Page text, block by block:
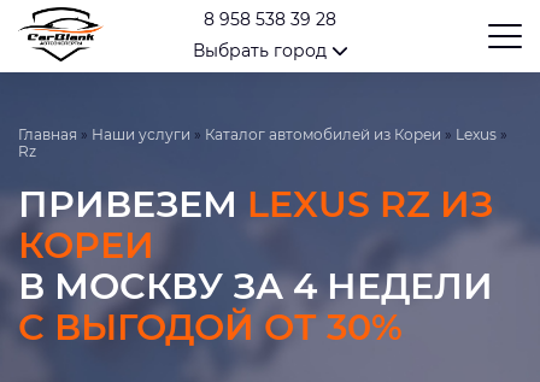
8 958 538 39 28
Выбрать город
Главная » Наши услуги » Каталог автомобилей из Кореи » Lexus »
Rz
ПРИВЕЗЕМ LEXUS RZ ИЗ
КОРЕИ
В МОСКВУ ЗА 4 НЕДЕЛИ
С ВЫГОДОЙ ОТ 30%